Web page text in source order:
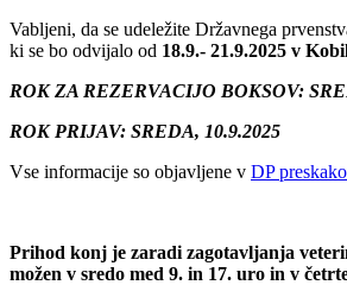
Vabljeni, da se udeležite Državnega
ki se bo odvijalo od 18.9.- 21.9.2025 v
ROK ZA REZERVACIJO BOKSOV:
ROK PRIJAV: SREDA, 10.9.2025
Vse informacije so objavljene v DP
Prihod konj je zaradi zagotavljanja
možen v sredo med 9. in 17. uro in v